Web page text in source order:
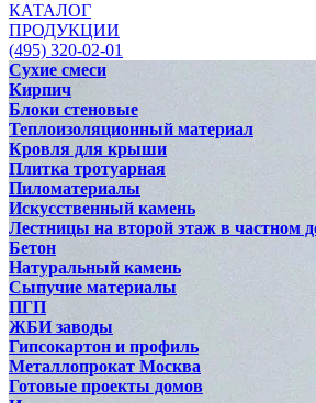
КАТАЛОГ
ПРОДУКЦИИ
(495) 320-02-01
Сухие смеси
Кирпич
Блоки стеновые
Теплоизоляционный материал
Кровля для крыши
Плитка тротуарная
Пиломатериалы
Искусственный камень
Лестницы на второй этаж в частном
Бетон
Натуральный камень
Сыпучие материалы
ПГП
ЖБИ заводы
Гипсокартон и профиль
Металлопрокат Москва
Готовые проекты домов